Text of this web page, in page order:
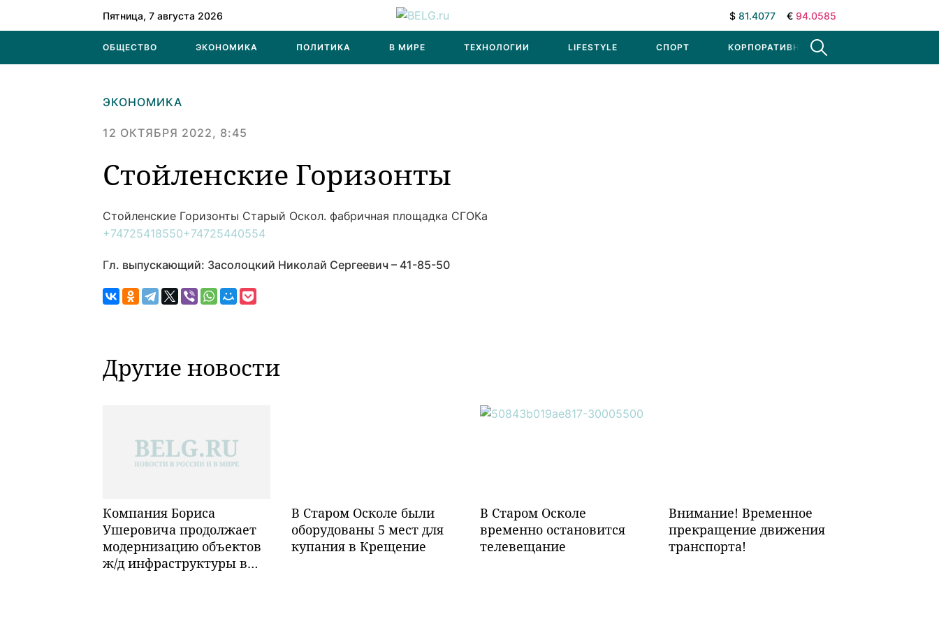
Пятница, 7 августа 2026 $ 81.4077 € 94.0585
ОБЩЕСТВО ЭКОНОМИКА ПОЛИТИКА В МИРЕ ТЕХНОЛОГИИ LIFESTYLE СПОРТ КОРПОРАТИВНЫЕ НОВОСТИ
ЭКОНОМИКА
12 ОКТЯБРЯ 2022, 8:45
Стойленские Горизонты
Стойленские Горизонты Старый Оскол. фабричная площадка СГОКа
+74725418550+74725440554
Гл. выпускающий: Засолоцкий Николай Сергеевич – 41-85-50
Другие новости
Компания Бориса
Ушеровича продолжает
модернизацию объектов
ж/д инфраструктуры в
В Старом Осколе были
оборудованы 5 мест для
купания в Крещение
В Старом Осколе
временно остановится
телевещание
Внимание! Временное
прекращение движения
транспорта!